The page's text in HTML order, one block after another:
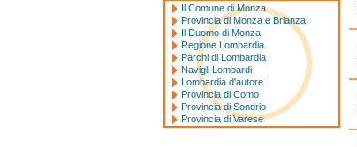
Il Comune di Monza
Provincia di Monza e Brianza
Il Duomo di Monza
Regione Lombardia
Parchi di Lombardia
Navigli Lombardi
Lombardia d'autore
Provincia di Como
Provincia di Sondrio
Provincia di Varese